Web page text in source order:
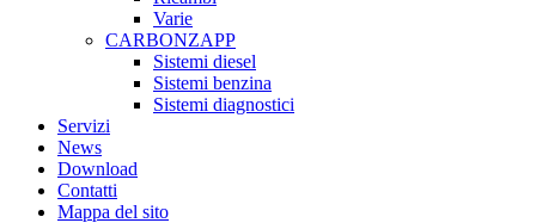
Varie
CARBONZAPP
Sistemi diesel
Sistemi benzina
Sistemi diagnostici
Servizi
News
Download
Contatti
Mappa del sito